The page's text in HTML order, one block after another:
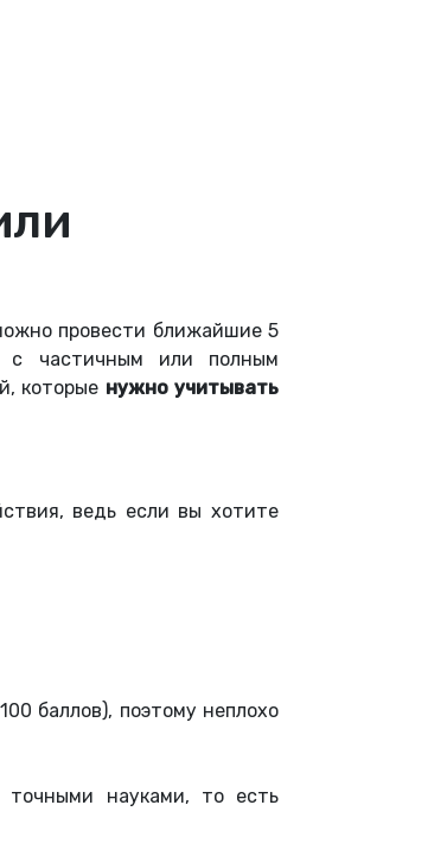
провести ближайшие 5
с частичным или полным
которые нужно учитывать
ведь если вы хотите
баллов), поэтому неплохо
науками, то есть